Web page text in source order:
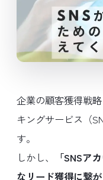
企業の顧客獲得戦
キングサービス（
す。
しかし、
「SNSア
なリード獲得に繋が